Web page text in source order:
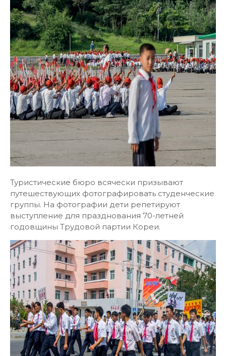
Туристические бюро всячески призывают
путешествующих фотографировать студенческие
группы. На фотографии дети репетируют
выступление для празднования 70-летней
годовщины Трудовой партии Кореи.